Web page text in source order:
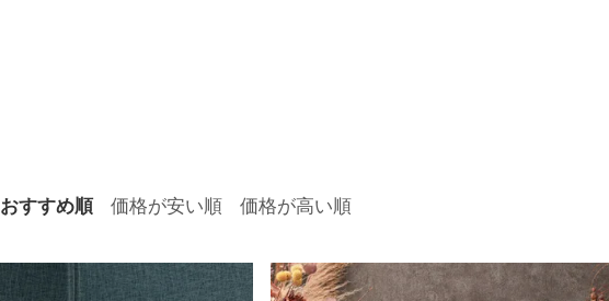
おすすめ順 価格が安い順 価格が高い順